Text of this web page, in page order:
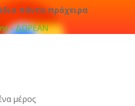
πάντα πρόχειρα
- ΔΩΡΕΑΝ
μέρος